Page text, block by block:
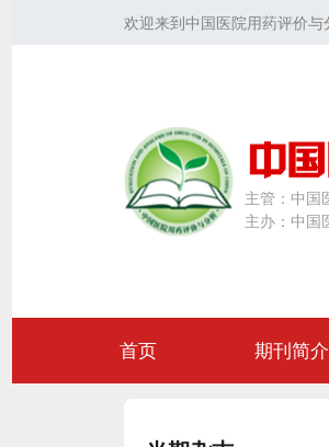
欢迎来到中国医院用药评价与
主管： 中国
主办： 中国
首页 期刊简介